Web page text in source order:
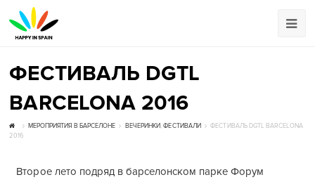
ФЕСТИВАЛЬ DGTL
BARCELONA 2016
МЕРОПРИЯТИЯ В БАРСЕЛОНЕ ВЕЧЕРИНКИ,ФЕСТИВАЛИ
ФЕСТИВАЛЬ DGTL BARCELONA
2016
Второе лето подряд в барселонском парке Форум